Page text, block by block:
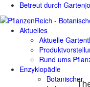
Betreut durch
Aktuelles
Aktuelle
Rund ums
Enzyklopädie
Botanischer